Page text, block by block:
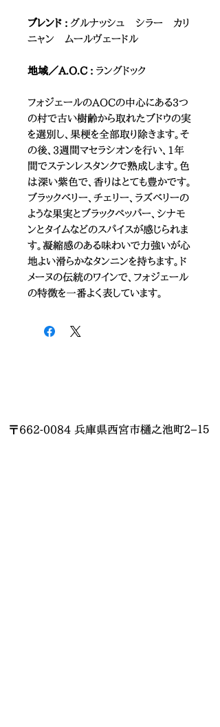
ブレンド : グルナッシュ シラー カリ
ニャン ムールヴェードル
地域／A.O.C : ラングドック
フォジェールのAOCの中心にある3つ
の村で古い樹齢から取れたブドウの実
を選別し、果梗を全部取り除きます。そ
の後、3週間マセラシオンを行い、1年
間でステンレスタンクで熟成します。色
は深い紫色で、香りはとても豊かです。
ブラックベリー、チェリー、ラズベリーの
ような果実とブラックペッパー、シナモ
ンとタイムなどのスパイスが感じられま
す。凝縮感のある味わいで力強いが心
地よい滑らかなタンニンを持ちます。ド
メーヌの伝統のワインで、フォジェール
の特徴を一番よく表しています。
〒662-0084 兵庫県西宮市樋之池町２−１５